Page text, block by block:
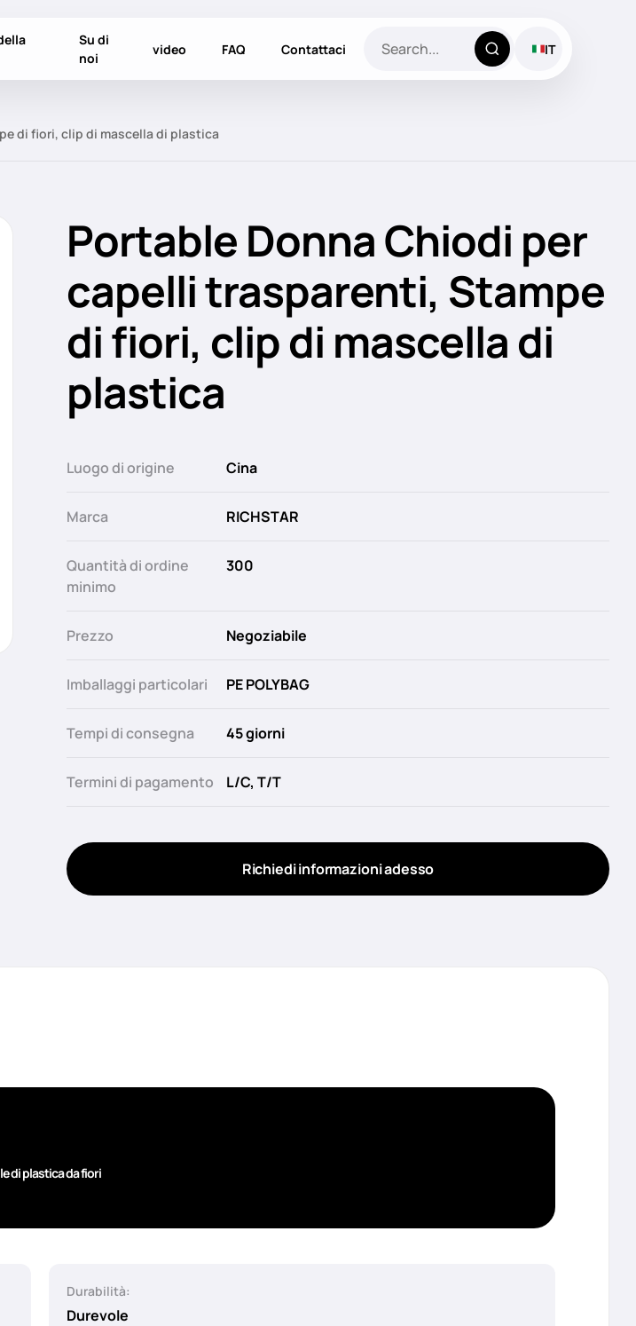
Su di
noi
video FAQ Contattaci IT
di fiori, clip di mascella di plastica
Portable Donna Chiodi per
capelli trasparenti, Stampe
di fiori, clip di mascella di
plastica
Luogo di origine Cina
Marca RICHSTAR
Quantità di ordine
minimo
300
Prezzo Negoziabile
Imballaggi particolari PE POLYBAG
Tempi di consegna 45 giorni
Termini di pagamento L/C, T/T
Richiedi informazioni adesso
di plastica da fiori
Durabilità:
Durevole